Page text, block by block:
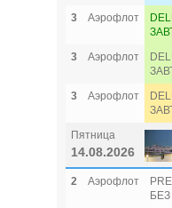
3
Аэрофлот
3
Аэрофлот
3
Аэрофлот
Пятница
14.08.2026
2 Аэрофлот